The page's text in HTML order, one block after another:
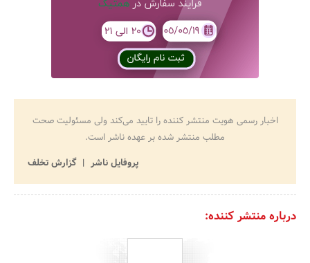
اخبار رسمی هویت منتشر کننده را تایید می‌کند ولی مسئولیت صحت
مطلب منتشر شده بر عهده ناشر است.
پروفایل ناشر
گزارش تخلف
درباره منتشر کننده: